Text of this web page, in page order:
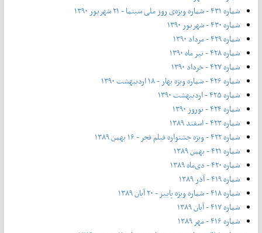
شماره ۴۳۱ - شماره ویژه‌ی روز ملی سینما - ۲۱ شهریور ۱۳۹۰
شماره ۴۳۰ - شهریور ۱۳۹۰
شماره ۴۲۹ - مرداد ۱۳۹۰
شماره ۴۲۸ - تیر ماه ۱۳۹۰
شماره ۴۲۷ - خرداد ۱۳۹۰
شماره ۴۲۶ - شماره ویژه بهار - ۱۸ اردیبهشت ۱۳۹۰
شماره ۴۲۵ - اردیبهشت ۱۳۹۰
شماره ۴۲۴ - نوروز ۱۳۹۰
شماره ۴۲۳ - اسفند ۱۳۸۹
شماره ۴۲۲ - ویژه جشنواره فیلم فجر - ۱۶ بهمن ۱۳۸۹
شماره ۴۲۱ - بهمن ۱۳۸۹
شماره ۴۲۰ - دی‌ماه ۱۳۸۹
شماره ۴۱۹ - آذر ۱۳۸۹
شماره ۴۱۸ - شماره ویژه پاییز - ۲۰ آبان ۱۳۸۹
شماره ۴۱۷ - آبان ۱۳۸۹
شماره ۴۱۶ - مهر ۱۳۸۹